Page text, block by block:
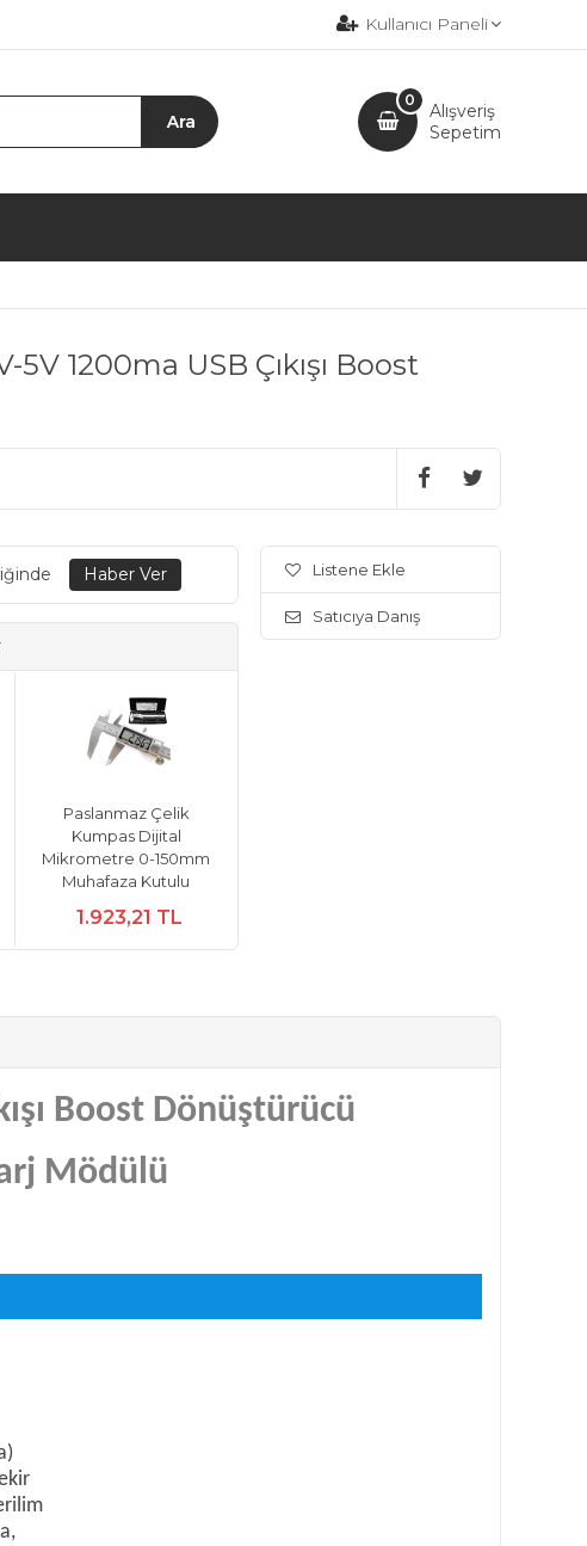
Kullanıcı Paneli
Alışveriş
Sepetim
0
1200ma USB Çıkışı Boost
Paslanmaz Çelik
Kumpas Dijital
Mikrometre 0-150mm
Muhafaza Kutulu
1.923,21 TL
Listene Ekle
Satıcıya Danış
Boost Dönüştürücü
Mödülü